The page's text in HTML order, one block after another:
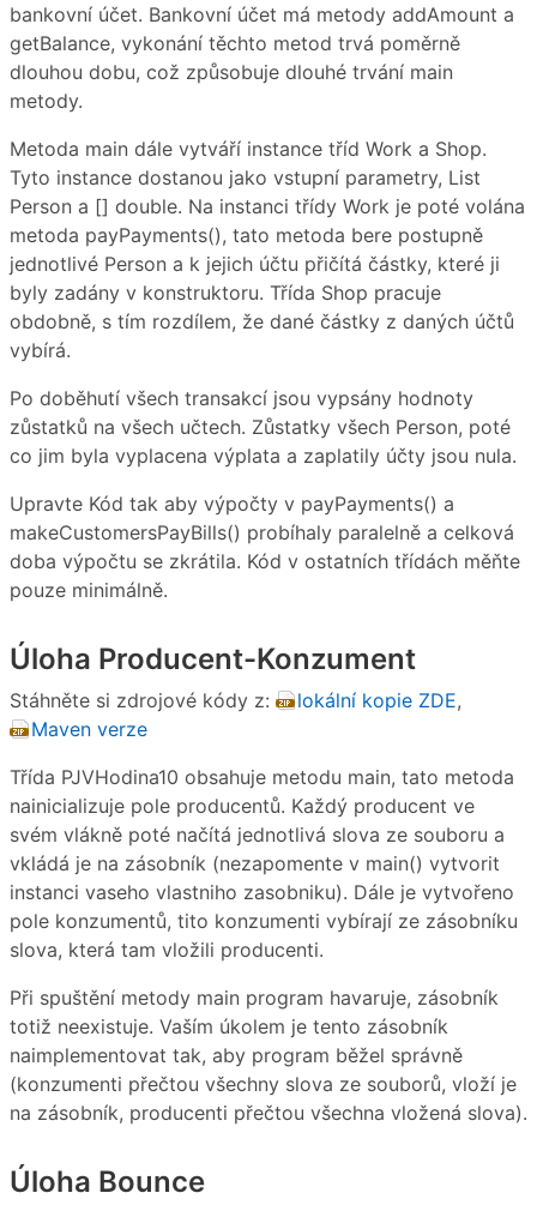
bankovní účet. Bankovní účet má metody addAmount a
getBalance, vykonání těchto metod trvá poměrně
dlouhou dobu, což způsobuje dlouhé trvání main
metody.
Metoda main dále vytváří instance tříd Work a Shop.
Tyto instance dostanou jako vstupní parametry, List
Person a [] double. Na instanci třídy Work je poté volána
metoda payPayments(), tato metoda bere postupně
jednotlivé Person a k jejich účtu přičítá částky, které ji
byly zadány v konstruktoru. Třída Shop pracuje
obdobně, s tím rozdílem, že dané částky z daných účtů
vybírá.
Po doběhutí všech transakcí jsou vypsány hodnoty
zůstatků na všech učtech. Zůstatky všech Person, poté
co jim byla vyplacena výplata a zaplatily účty jsou nula.
Upravte Kód tak aby výpočty v payPayments() a
makeCustomersPayBills() probíhaly paralelně a celková
doba výpočtu se zkrátila. Kód v ostatních třídách měňte
pouze minimálně.
Úloha Producent-Konzument
Stáhněte si zdrojové kódy z: lokální kopie ZDE,
Maven verze
Třída PJVHodina10 obsahuje metodu main, tato metoda
nainicializuje pole producentů. Každý producent ve
svém vlákně poté načítá jednotlivá slova ze souboru a
vkládá je na zásobník (nezapomente v main() vytvorit
instanci vaseho vlastniho zasobniku). Dále je vytvořeno
pole konzumentů, tito konzumenti vybírají ze zásobníku
slova, která tam vložili producenti.
Při spuštění metody main program havaruje, zásobník
totiž neexistuje. Vaším úkolem je tento zásobník
naimplementovat tak, aby program běžel správně
(konzumenti přečtou všechny slova ze souborů, vloží je
na zásobník, producenti přečtou všechna vložená slova).
Úloha Bounce